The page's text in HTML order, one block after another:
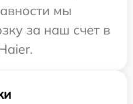
мы
за наш счет в